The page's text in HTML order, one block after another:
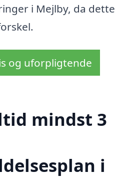
i Mejlby, da dette
og uforpligtende
mindst 3
i